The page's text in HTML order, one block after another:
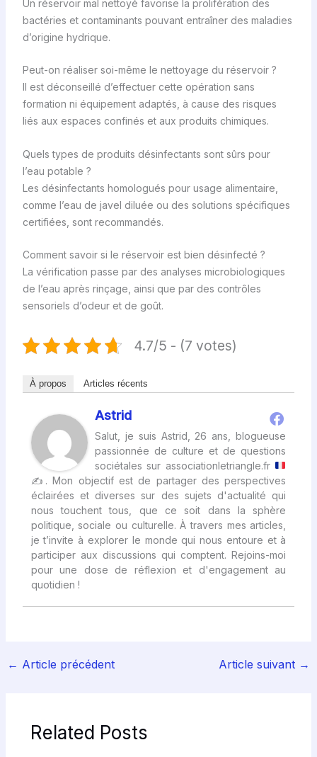
Un réservoir mal nettoyé favorise la prolifération des
bactéries et contaminants pouvant entraîner des maladies
d’origine hydrique.
Peut-on réaliser soi-même le nettoyage du réservoir ?
Il est déconseillé d’effectuer cette opération sans
formation ni équipement adaptés, à cause des risques
liés aux espaces confinés et aux produits chimiques.
Quels types de produits désinfectants sont sûrs pour
l’eau potable ?
Les désinfectants homologués pour usage alimentaire,
comme l’eau de javel diluée ou des solutions spécifiques
certifiées, sont recommandés.
Comment savoir si le réservoir est bien désinfecté ?
La vérification passe par des analyses microbiologiques
de l’eau après rinçage, ainsi que par des contrôles
sensoriels d’odeur et de goût.
4.7/5 - (7 votes)
À propos Articles récents
Astrid
Salut, je suis Astrid, 26 ans, blogueuse
passionnée de culture et de questions
sociétales sur associationletriangle.fr
✍ . Mon objectif est de partager des perspectives
éclairées et diverses sur des sujets d'actualité qui
nous touchent tous, que ce soit dans la sphère
politique, sociale ou culturelle. À travers mes articles,
je t’invite à explorer le monde qui nous entoure et à
participer aux discussions qui comptent. Rejoins-moi
pour une dose de réflexion et d'engagement au
quotidien !
← Article précédent Article suivant →
Related Posts